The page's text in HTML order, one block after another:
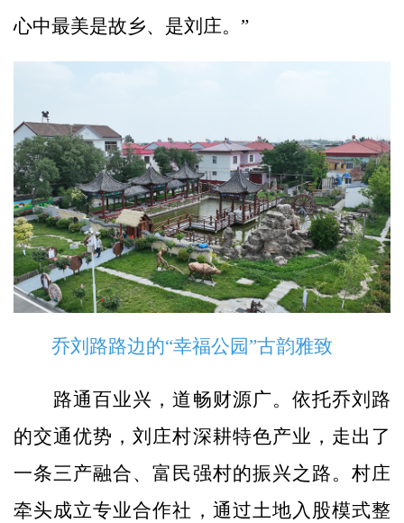
心中最美是故乡、是刘庄。”
乔刘路路边的“幸福公园”古韵雅致
路通百业兴，道畅财源广。依托乔刘路
的交通优势，刘庄村深耕特色产业，走出了
一条三产融合、富民强村的振兴之路。村庄
牵头成立专业合作社，通过土地入股模式整